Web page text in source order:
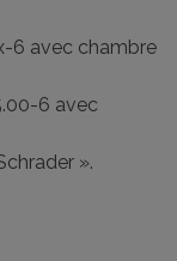
6 avec chambre
6 avec
».